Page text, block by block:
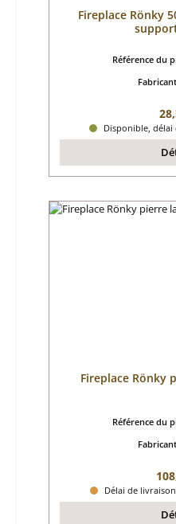
Fireplace Rönky
Référence du
Disponible,
Fireplace Rönky
Référence du
Délai de